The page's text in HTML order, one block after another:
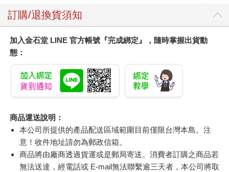
訂購/退換貨須知
加入金石堂 LINE 官方帳號『完成綁定』，隨時掌握出貨動
態：
商品運送說明：
本公司所提供的產品配送區域範圍目前僅限台灣本島。注
意！收件地址請勿為郵政信箱。
商品將由廠商透過貨運或是郵局寄送。消費者訂購之商品若
無法送達，經電話或 E-mail無法聯繫逾三天者，本公司將取